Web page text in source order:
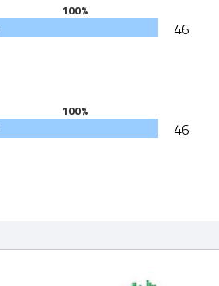
100%
46
100%
46